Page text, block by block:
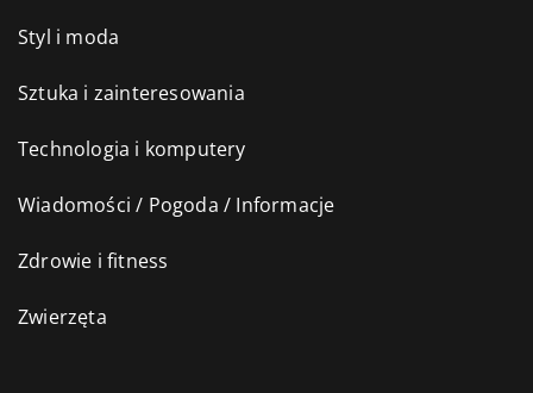
Styl i moda
Sztuka i zainteresowania
Technologia i komputery
Wiadomości / Pogoda / Informacje
Zdrowie i fitness
Zwierzęta